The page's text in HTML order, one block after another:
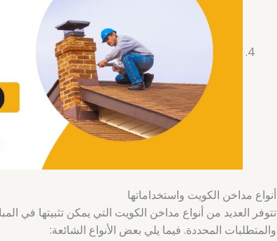
أنواع مداخن الكويت واستخداماتها
تتوفر العديد من أنواع مداخن الكويت التي يمكن تثبيتها في
والمتطلبات المحددة. فيما يلي بعض الأنواع الشائعة: